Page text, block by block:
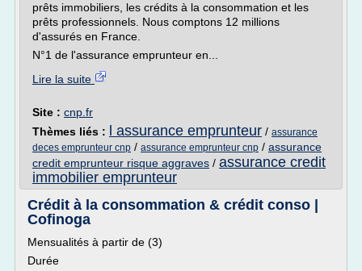
prêts immobiliers, les crédits à la consommation et les
prêts professionnels. Nous comptons 12 millions
d'assurés en France.
N°1 de l'assurance emprunteur en...
Lire la suite
Site : cnp.fr
Thèmes liés :
l assurance emprunteur / assurance
deces emprunteur cnp / assurance emprunteur cnp / assurance
credit emprunteur risque aggraves / assurance credit
immobilier emprunteur
Crédit à la consommation & crédit conso |
Cofinoga
Mensualités à partir de (3)
Durée